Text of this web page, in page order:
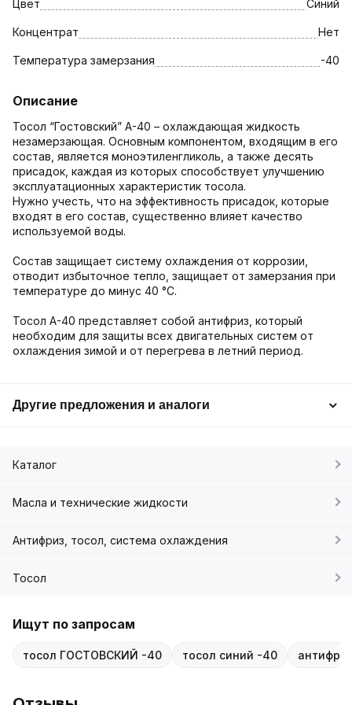
Цвет Синий
Концентрат Нет
Температура замерзания -40
Описание
Тосол “Гостовский” А-40 – охлаждающая жидкость
незамерзающая. Основным компонентом, входящим в его
состав, является моноэтиленгликоль, а также десять
присадок, каждая из которых способствует улучшению
эксплуатационных характеристик тосола.
Нужно учесть, что на эффективность присадок, которые
входят в его состав, существенно влияет качество
используемой воды.
Состав защищает систему охлаждения от коррозии,
отводит избыточное тепло, защищает от замерзания при
температуре до минус 40 °С.
Тосол А-40 представляет собой антифриз, который
необходим для защиты всех двигательных систем от
охлаждения зимой и от перегрева в летний период.
Другие предложения и аналоги
Каталог
Масла и технические жидкости
Антифриз, тосол, система охлаждения
Тосол
Ищут по запросам
тосол ГОСТОВСКИЙ -40 тосол синий -40